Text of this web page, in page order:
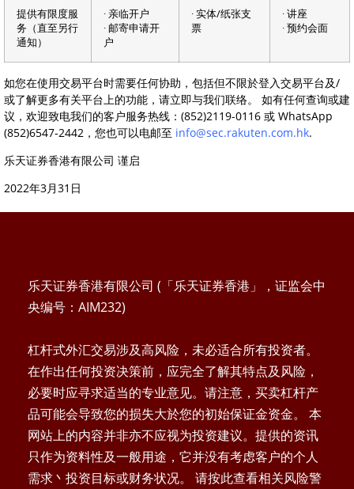
提供有限度服
务（直至另行
通知）
∙ 亲临开户
∙ 邮寄申请开
户
∙ 实体/纸张支
票
∙ 讲座
∙ 预约会面
如您在使用交易平台时需要任何协助，包括但不限於登入交易平台及/
或了解更多有关平台上的功能，请立即与我们联络。 如有任何查询或建
议，欢迎致电我们的客户服务热线：(852)2119-0116 或 WhatsApp
(852)6547-2442，您也可以电邮至 info@sec.rakuten.com.hk.
乐天证券香港有限公司 谨启
2022年3月31日
乐天证券香港有限公司 (「乐天证券香港」，证监会中
央编号：AIM232)
杠杆式外汇交易涉及高风险，未必适合所有投资者。
在作出任何投资决策前，应完全了解其特点及风险，
必要时应寻求适当的专业意见。请注意，买卖杠杆产
品可能会导致您的损失大於您的初始保证金资金。 本
网站上的内容并非亦不应视为投资建议。提供的资讯
只作为资料性及一般用途，它并没有考虑客户的个人
需求丶投资目标或财务状况。 请按此查看相关风险警